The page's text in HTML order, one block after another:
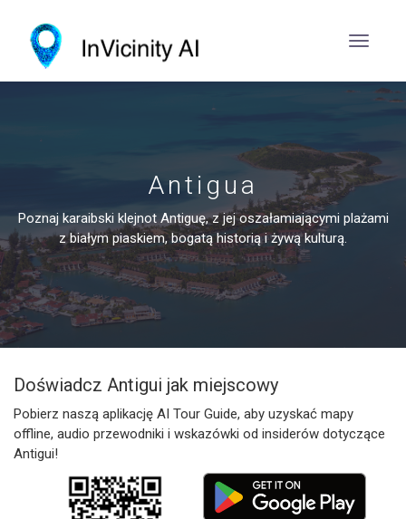
Antigua
Poznaj karaibski klejnot Antiguę, z jej oszałamiającymi plażami
z białym piaskiem, bogatą historią i żywą kulturą.
Doświadcz Antigui jak miejscowy
Pobierz naszą aplikację AI Tour Guide, aby uzyskać mapy
offline, audio przewodniki i wskazówki od insiderów dotyczące
Antigui!